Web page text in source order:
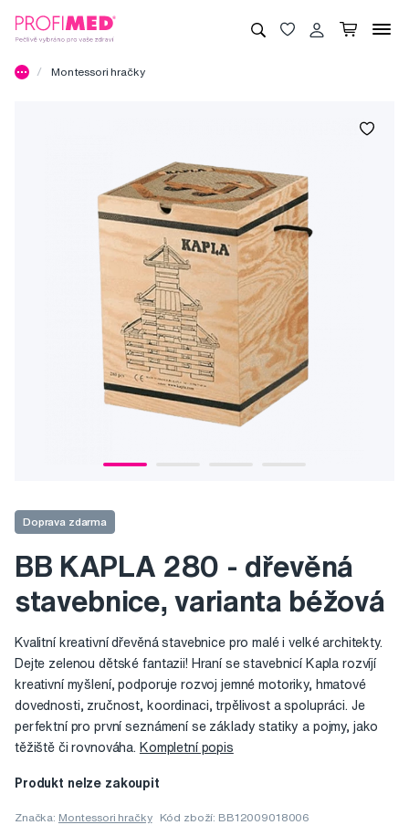
Montessori hračky
Doprava zdarma
BB KAPLA 280 - dřevěná
stavebnice, varianta béžová
Kvalitní kreativní dřevěná stavebnice pro malé i velké architekty.
Dejte zelenou dětské fantazii! Hraní se stavebnicí Kapla rozvíjí
kreativní myšlení, podporuje rozvoj jemné motoriky, hmatové
dovednosti, zručnost, koordinaci, trpělivost a spolupráci. Je
perfektní pro první seznámení se základy statiky a pojmy, jako
těžiště či rovnováha. Kompletní popis
Produkt nelze zakoupit
Značka: Montessori hračky Kód zboží: BB12009018006